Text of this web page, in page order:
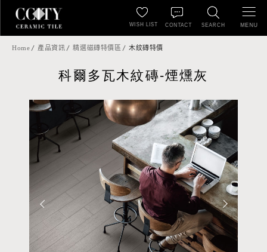
SEARCH
WISH LIST CONTACT MENU
Home 產品資訊 精選磁磚特價區 木紋磚特價
科爾多瓦木紋磚-煙燻灰